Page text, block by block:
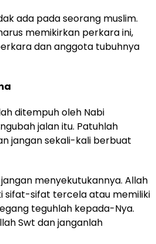
ada pada seorang muslim.
memikirkan perkara ini,
dan anggota tubuhnya
ditempuh oleh Nabi
jalan itu. Patuhlah
jangan sekali-kali berbuat
menyekutukannya. Allah
sifat-sifat tercela atau memiliki
teguhlah kepada-Nya.
Swt dan janganlah